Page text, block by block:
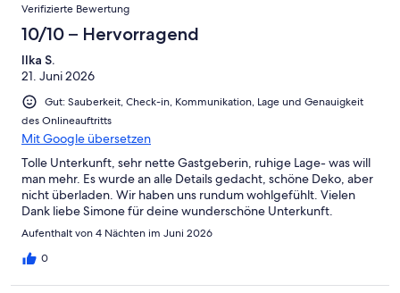
Verifizierte Bewertung
10/10 – Hervorragend
Ilka S.
21. Juni 2026
Gut: Sauberkeit, Check-in, Kommunikation, Lage und Genauigkeit
des Onlineauftritts
Mit Google übersetzen
Tolle Unterkunft, sehr nette Gastgeberin, ruhige Lage- was will
man mehr. Es wurde an alle Details gedacht, schöne Deko, aber
nicht überladen. Wir haben uns rundum wohlgefühlt. Vielen
Dank liebe Simone für deine wunderschöne Unterkunft.
Aufenthalt von 4 Nächten im Juni 2026
0